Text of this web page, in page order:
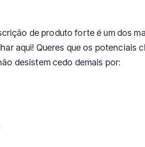
de produto forte é um dos
aqui! Queres que os potenciais
desistem cedo demais por: